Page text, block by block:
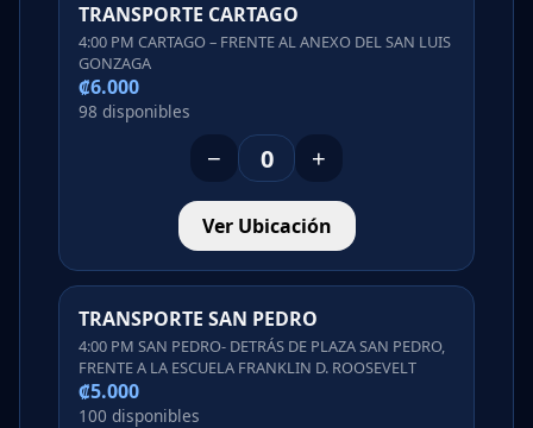
TRANSPORTE CARTAGO
4:00 PM CARTAGO – FRENTE AL ANEXO DEL SAN LUIS
GONZAGA
₡6.000
98 disponibles
− +
Ver Ubicación
TRANSPORTE SAN PEDRO
4:00 PM SAN PEDRO- DETRÁS DE PLAZA SAN PEDRO,
FRENTE A LA ESCUELA FRANKLIN D. ROOSEVELT
₡5.000
100 disponibles